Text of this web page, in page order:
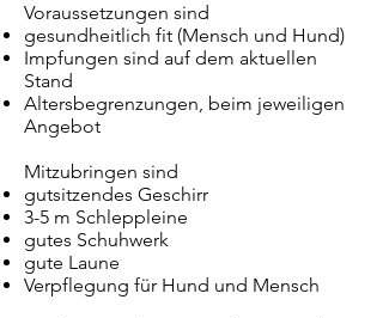
Voraussetzungen sind
gesundheitlich fit (Mensch und Hund)
Impfungen sind auf dem aktuellen
Stand
Altersbegrenzungen, beim jeweiligen
Angebot
Mitzubringen sind
gutsitzendes Geschirr
3-5 m Schleppleine
gutes Schuhwerk
gute Laune
Verpflegung für Hund und Mensch